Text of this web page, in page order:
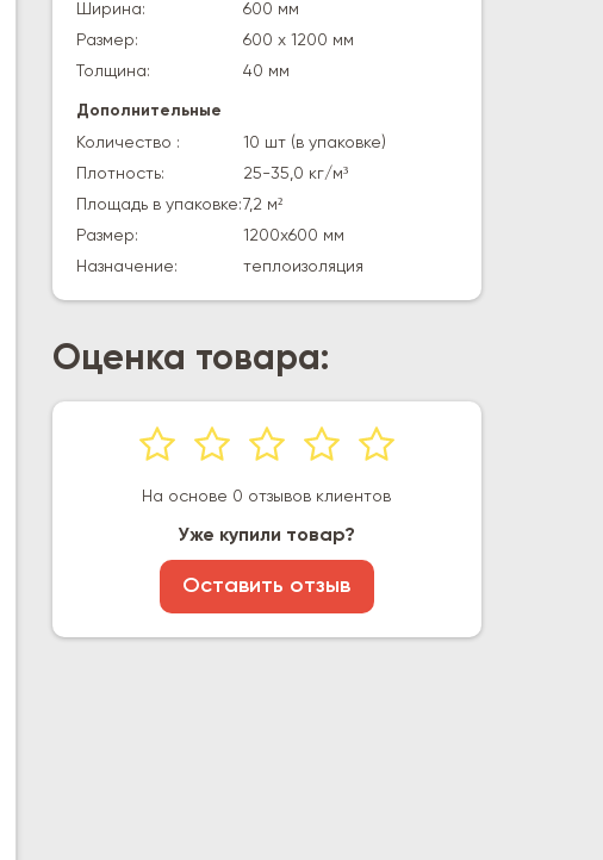
Ширина:
600 мм
Размер:
600 х 1200 мм
Толщина:
40 мм
Дополнительные
Количество :
10 шт (в упаковке)
Плотность:
25-35,0 кг/м³
Площадь в упаковке: 7,2 м²
Размер:
1200х600 мм
Назначение:
теплоизоляция
Оценка товара:
На основе 0 отзывов клиентов
Уже купили товар?
Оставить отзыв